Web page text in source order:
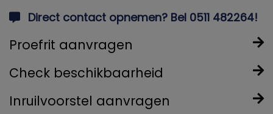
Direct contact opnemen? Bel 0511 482264!
Proefrit aanvragen
Check beschikbaarheid
Inruilvoorstel aanvragen